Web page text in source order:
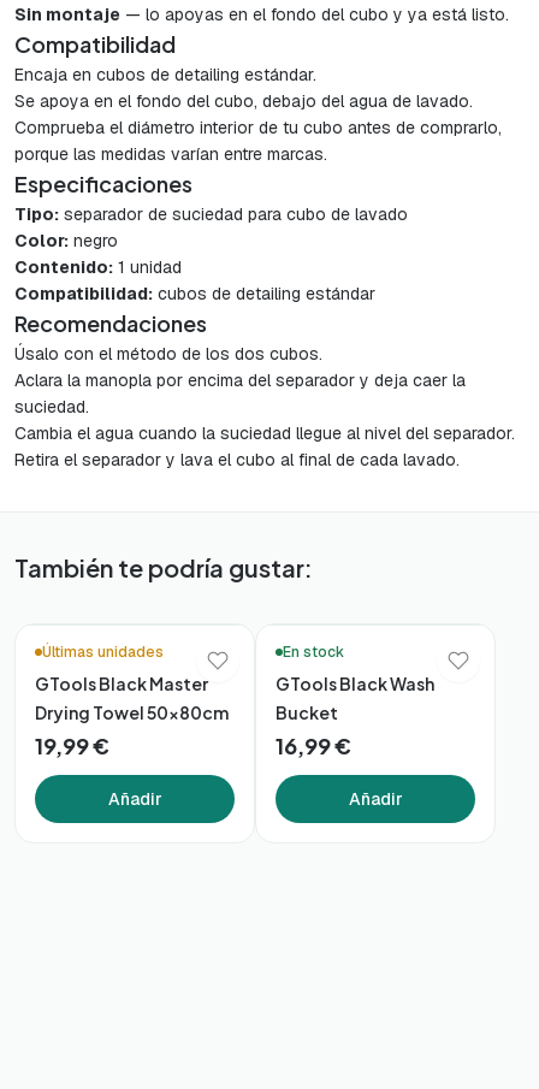
Sin montaje — lo apoyas en el fondo del cubo y ya está listo.
Compatibilidad
Encaja en cubos de detailing estándar.
Se apoya en el fondo del cubo, debajo del agua de lavado.
Comprueba el diámetro interior de tu cubo antes de comprarlo,
porque las medidas varían entre marcas.
Especificaciones
Tipo: separador de suciedad para cubo de lavado
Color: negro
Contenido: 1 unidad
Compatibilidad: cubos de detailing estándar
Recomendaciones
Úsalo con el método de los dos cubos.
Aclara la manopla por encima del separador y deja caer la
suciedad.
Cambia el agua cuando la suciedad llegue al nivel del separador.
Retira el separador y lava el cubo al final de cada lavado.
También te podría gustar:
Últimas unidades
GTools Black Master
Drying Towel 50x80cm
19,99 €
Añadir
En stock
GTools Black Wash
Bucket
16,99 €
Añadir